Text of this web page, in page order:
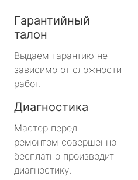
метро Молодежная
метро Преображенская
метро Нахимовский
Гарантийный
талон
Выдаем гарантию не
зависимо от сложности
работ.
Диагностика
Мастер перед
ремонтом совершенно
бесплатно производит
диагностику.